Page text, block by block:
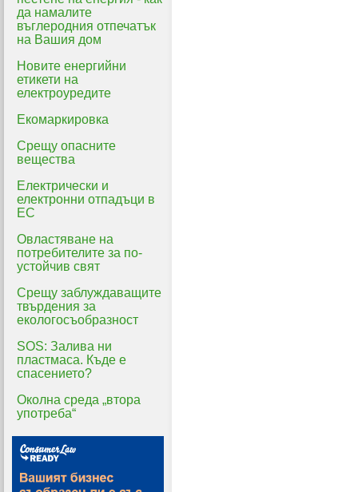
да намалите
въглеродния отпечатък
на Вашия дом
Новите енергийни
етикети на
електроуредите
Екомаркировка
Срещу опасните
вещества
Електрически и
електронни отпадъци в
ЕС
Овластяване на
потребителите за по-
устойчив свят
Срещу заблуждаващите
твърдения за
екологосъобразност
SOS: Залива ни
пластмаса. Къде е
спасението?
Околна среда „втора
употреба“